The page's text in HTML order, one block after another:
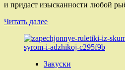
и придаст изысканности любой
Читать далееПрочитать
о
Рыба,
со
Закуски